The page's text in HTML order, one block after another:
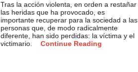
Tras la acción violenta, en orden a restañar
las heridas que ha provocado, es
importante recuperar para la sociedad a las
personas que, de modo radicalmente
diferente, han sido perdidas: la víctima y el
victimario.
Continue Reading